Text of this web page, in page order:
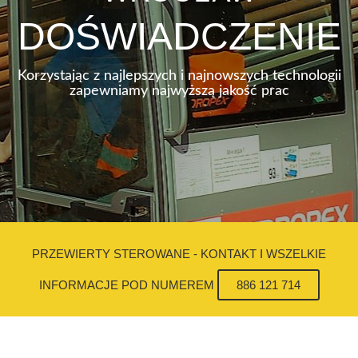
DOŚWIADCZENIE
Korzystając z najlepszych i najnowszych technologii
zapewniamy najwyższą jakość prac
PRZEWIERTY STEROWANE - KONTAKT I WSZELKIE
INFORMACJE POD NUMEREM 886 121 714